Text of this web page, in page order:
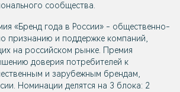
сообщества.
«Бренд года в России» - общественно-
признанию и поддержке компаний,
на российском рынке. Премия
доверия потребителей к
и зарубежным брендам,
Номинации делятся на 3 блока: 2